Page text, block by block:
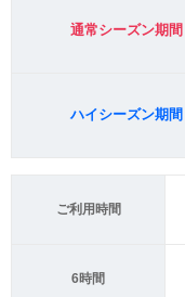
通常シーズン期間
ハイシーズン期間
ご利用時間
6時間